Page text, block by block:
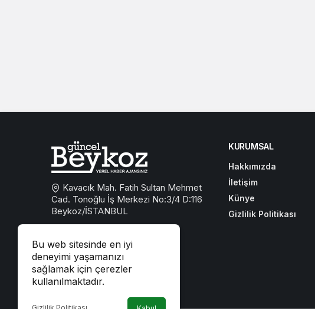
Bu web sitesinde en iyi
deneyimi yaşamanızı
sağlamak için çerezler
kullanılmaktadır.
Kavacık Mah. Fatih Sultan Mehmet
Cad. Tonoğlu İş Merkezi No:3/4 D:116
Beykoz/İSTANBUL
beykozguncel@gmail.com
iletisim@beykozguncel.com
KURUMSAL
Hakkımızda
İletişim
Künye
Gizlilik Politikası